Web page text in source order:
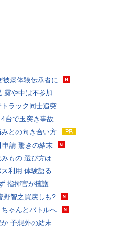
被爆体験伝承者に
露や中は不参加
ラック同士追突
4台で玉突き事故
との向き合い方
申請 驚きの結末
もの 選び方は
利用 体験語る
指揮官が擁護
野智之買戻しも?
ゃんとバトルへ
予想外の結末